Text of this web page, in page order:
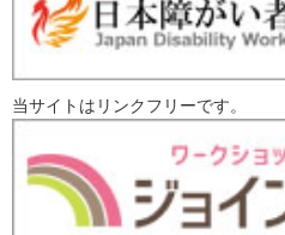
当サイトはリンクフリーです。